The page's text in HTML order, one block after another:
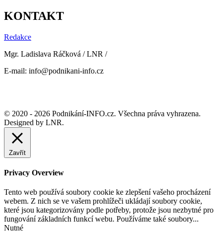
KONTAKT
Redakce
Mgr. Ladislava Ráčková / LNR /
E-mail: info@podnikani-info.cz
© 2020 - 2026 Podnikání-INFO.cz. Všechna práva vyhrazena.
Designed by LNR.
Zavřít
Privacy Overview
Tento web používá soubory cookie ke zlepšení vašeho procházení
webem. Z nich se ve vašem prohlížeči ukládají soubory cookie,
které jsou kategorizovány podle potřeby, protože jsou nezbytné pro
fungování základních funkcí webu. Používáme také soubory...
Nutné